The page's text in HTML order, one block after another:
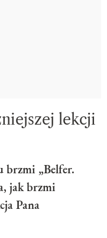
lekcji
brzmi „Belfer.
jak brzmi
Pana